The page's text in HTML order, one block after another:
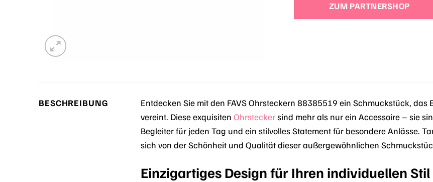
ZUM PARTNERSHOP
BESCHREIBUNG
Entdecken Sie mit den FAVS Ohrsteckern 88385519 ein Schmuckstück,
vereint. Diese exquisitenOhrsteckersind mehr als nur ein Accessoire – sie
Begleiter für jeden Tag und ein stilvolles Statement für besondere Anlässe.
sich von der Schönheit und Qualität dieser außergewöhnlichen
Einzigartiges Design für Ihren individuellen Stil